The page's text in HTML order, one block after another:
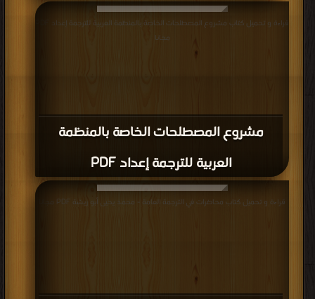
مشروع المصطلحات الخاصة بالمنظمة
العربية للترجمة إعداد PDF
مجانا
قراءة و تحميل كتاب محاضرات في الترجمة العامة - محمد يحيى أبو ريشة PDF مجانا